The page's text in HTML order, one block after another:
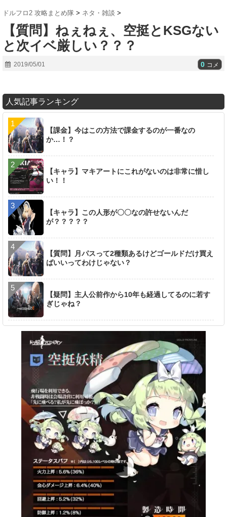
ドルフロ2 攻略まとめ隊 > ネタ・雑談 >
【質問】ねぇねぇ、空挺とKSGない
と次イベ厳しい？？？
2019/05/01 0 コメ
人気記事ランキング
【課金】今はこの方法で課金するのが一番なの
か…！？
【キャラ】マキアートにこれがないのは非常に惜し
い！！
【キャラ】この人形が〇〇なの許せないんだ
が？？？？？
【質問】月パスって2種類あるけどゴールドだけ買え
ばいいってわけじゃない？
【疑問】主人公前作から10年も経過してるのに若す
ぎじゃね？